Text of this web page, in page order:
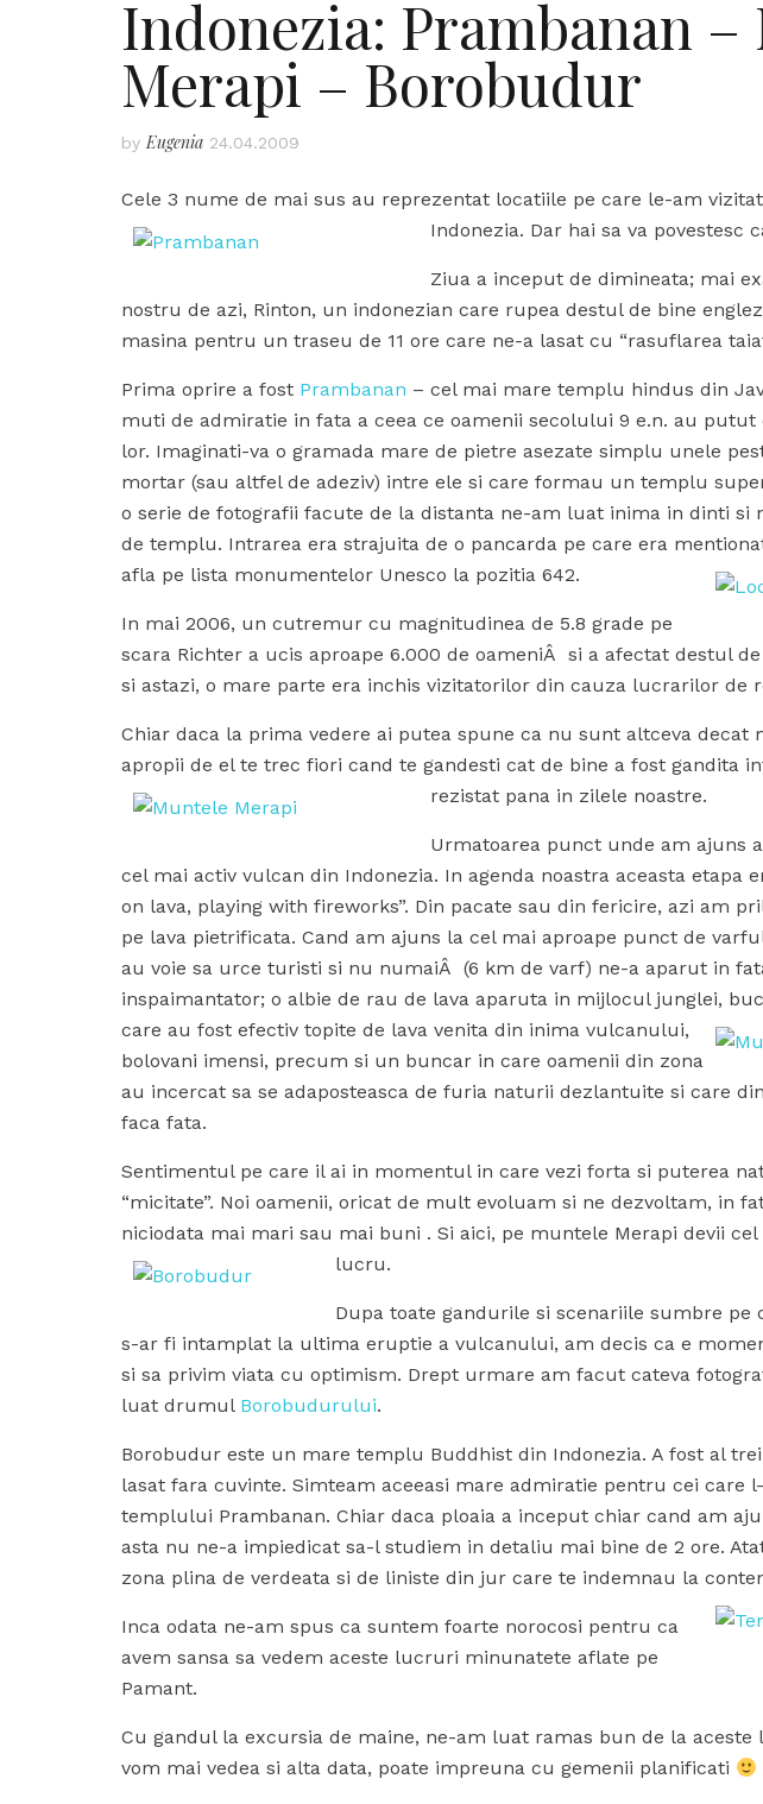
Indonezia: Prambanan
Merapi – Borobudur
by Eugenia 24.04.2009
Cele 3 nume de mai sus au reprezentat locatiile pe care le-am
Indonezia. Dar hai sa va povestesc
Ziua a inceput de dimineata; mai
nostru de azi, Rinton, un indonezian care rupea destul de bine
masina pentru un traseu de 11 ore care ne-a lasat cu “rasuflarea
Prima oprire a fost Prambanan – cel mai mare templu hindus din
muti de admiratie in fata a ceea ce oamenii secolului 9 e.n. au
lor. Imaginati-va o gramada mare de pietre asezate simplu unele
mortar (sau altfel de adeziv) intre ele si care formau un templu
o serie de fotografii facute de la distanta ne-am luat inima in dinti si
de templu. Intrarea era strajuita de o pancarda pe care era
afla pe lista monumentelor Unesco la pozitia 642.
In mai 2006, un cutremur cu magnitudinea de 5.8 grade pe
scara Richter a ucis aproape 6.000 de oameniÂ si a afectat destul
si astazi, o mare parte era inchis vizitatorilor din cauza lucrarilor de
Chiar daca la prima vedere ai putea spune ca nu sunt altceva decat
apropii de el te trec fiori cand te gandesti cat de bine a fost gandita
rezistat pana in zilele noastre.
Urmatoarea punct unde am ajuns
cel mai activ vulcan din Indonezia. In agenda noastra aceasta etapa
on lava, playing with fireworks”. Din pacate sau din fericire, azi am
pe lava pietrificata. Cand am ajuns la cel mai aproape punct de
au voie sa urce turisti si nu numaiÂ (6 km de varf) ne-a aparut in
inspaimantator; o albie de rau de lava aparuta in mijlocul junglei,
care au fost efectiv topite de lava venita din inima vulcanului,
bolovani imensi, precum si un buncar in care oamenii din zona
au incercat sa se adaposteasca de furia naturii dezlantuite si care
faca fata.
Sentimentul pe care il ai in momentul in care vezi forta si puterea
“micitate”. Noi oamenii, oricat de mult evoluam si ne dezvoltam, in
niciodata mai mari sau mai buni . Si aici, pe muntele Merapi devii
lucru.
Dupa toate gandurile si scenariile sumbre pe
s-ar fi intamplat la ultima eruptie a vulcanului, am decis ca e
si sa privim viata cu optimism. Drept urmare am facut cateva
luat drumul Borobudurului.
Borobudur este un mare templu Buddhist din Indonezia. A fost al
lasat fara cuvinte. Simteam aceeasi mare admiratie pentru cei care
templului Prambanan. Chiar daca ploaia a inceput chiar cand am
asta nu ne-a impiedicat sa-l studiem in detaliu mai bine de 2 ore.
zona plina de verdeata si de liniste din jur care te indemnau la
Inca odata ne-am spus ca suntem foarte norocosi pentru ca
avem sansa sa vedem aceste lucruri minunatete aflate pe
Pamant.
Cu gandul la excursia de maine, ne-am luat ramas bun de la aceste
vom mai vedea si alta data, poate impreuna cu gemenii planificati